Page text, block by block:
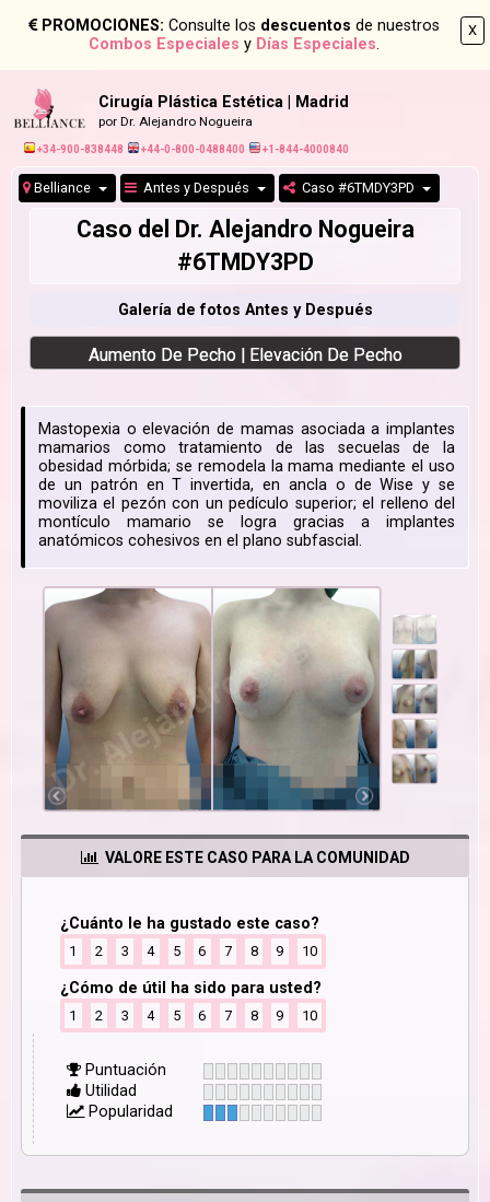
X
PROMOCIONES: Consulte los descuentos de nuestros
Combos Especiales y Días Especiales.
Cirugía Plástica Estética | Madrid
por Dr. Alejandro Nogueira
+34-900-838448 +44-0-800-0488400 +1-844-4000840
Belliance Antes y Después Caso #6TMDY3PD
Caso del Dr. Alejandro Nogueira
#6TMDY3PD
Galería de fotos Antes y Después
Aumento De Pecho | Elevación De Pecho
Mastopexia o elevación de mamas asociada a implantes
mamarios como tratamiento de las secuelas de la
obesidad mórbida; se remodela la mama mediante el uso
de un patrón en T invertida, en ancla o de Wise y se
moviliza el pezón con un pedículo superior; el relleno del
montículo mamario se logra gracias a implantes
anatómicos cohesivos en el plano subfascial.
VALORE ESTE CASO PARA LA COMUNIDAD
¿Cuánto le ha gustado este caso?
1 2 3 4 5 6 7 8 9 10
¿Cómo de útil ha sido para usted?
1 2 3 4 5 6 7 8 9 10
Puntuación
Utilidad
Popularidad